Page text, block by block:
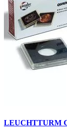
LEUCHTTURM